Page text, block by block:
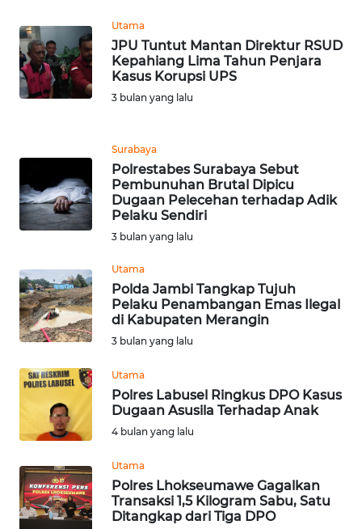
Utama
JPU Tuntut Mantan Direktur RSUD
Kepahiang Lima Tahun Penjara
Kasus Korupsi UPS
3 bulan yang lalu
Surabaya
Polrestabes Surabaya Sebut
Pembunuhan Brutal Dipicu
Dugaan Pelecehan terhadap Adik
Pelaku Sendiri
3 bulan yang lalu
Utama
Polda Jambi Tangkap Tujuh
Pelaku Penambangan Emas Ilegal
di Kabupaten Merangin
3 bulan yang lalu
Utama
Polres Labusel Ringkus DPO Kasus
Dugaan Asusila Terhadap Anak
4 bulan yang lalu
Utama
Polres Lhokseumawe Gagalkan
Transaksi 1,5 Kilogram Sabu, Satu
Ditangkap dari Tiga DPO
OPINI
EDITORIAL
INDEKS
KONTAK
KAMI
INFO
IKLAN
TENTANG
MEDIA
SIBER
REDAKSI
KARIR